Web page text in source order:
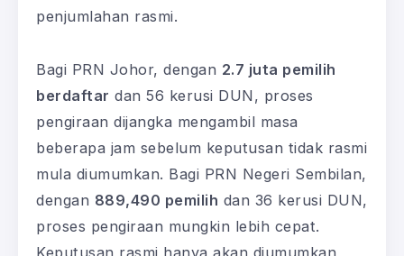
penjumlahan rasmi.
Bagi PRN Johor, dengan 2.7 juta pemilih
berdaftar dan 56 kerusi DUN, proses
pengiraan dijangka mengambil masa
beberapa jam sebelum keputusan tidak rasmi
mula diumumkan. Bagi PRN Negeri Sembilan,
dengan 889,490 pemilih dan 36 kerusi DUN,
proses pengiraan mungkin lebih cepat.
Keputusan rasmi hanya akan diumumkan